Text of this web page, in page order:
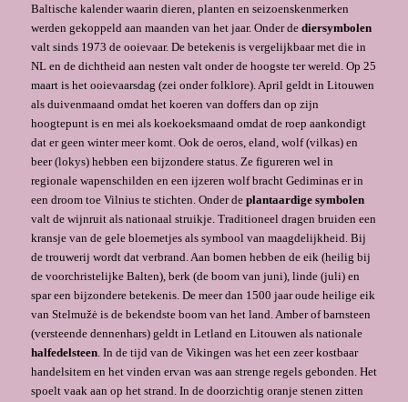
Baltische kalender waarin dieren, planten en seizoenskenmerken
werden gekoppeld aan maanden van het jaar. Onder de diersymbolen
valt sinds 1973 de ooievaar. De betekenis is vergelijkbaar met die in
NL en de dichtheid aan nesten valt onder de hoogste ter wereld. Op 25
maart is het ooievaarsdag (zei onder folklore). April geldt in Litouwen
als duivenmaand omdat het koeren van doffers dan op zijn
hoogtepunt is en mei als koekoeksmaand omdat de roep aankondigt
dat er geen winter meer komt. Ook de oeros, eland, wolf (vilkas) en
beer (lokys) hebben een bijzondere status. Ze figureren wel in
regionale wapenschilden en een ijzeren wolf bracht Gediminas er in
een droom toe Vilnius te stichten. Onder de plantaardige symbolen
valt de wijnruit als nationaal struikje. Traditioneel dragen bruiden een
kransje van de gele bloemetjes als symbool van maagdelijkheid. Bij
de trouwerij wordt dat verbrand. Aan bomen hebben de eik (heilig bij
de voorchristelijke Balten), berk (de boom van juni), linde (juli) en
spar een bijzondere betekenis. De meer dan 1500 jaar oude heilige eik
van Stelmužė is de bekendste boom van het land. Amber of barnsteen
(versteende dennenhars) geldt in Letland en Litouwen als nationale
halfedelsteen. In de tijd van de Vikingen was het een zeer kostbaar
handelsitem en het vinden ervan was aan strenge regels gebonden. Het
spoelt vaak aan op het strand. In de doorzichtig oranje stenen zitten